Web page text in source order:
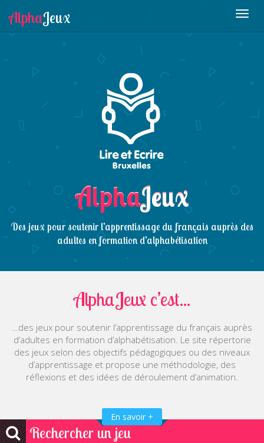
AlphaJeux c’est...
…des jeux pour soutenir l’apprentissage du français auprès
d’adultes en formation d’alphabétisation. Le site répertorie
des jeux selon des objectifs pédagogiques ou des niveaux
d’apprentissage et propose une méthodologie, des
réflexions et des idées de déroulement d’animation.
En savoir +
Rechercher un jeu